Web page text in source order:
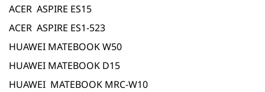
ACER ASPIRE ES15
ACER ASPIRE ES1-523
HUAWEI MATEBOOK W50
HUAWEI MATEBOOK D15
HUAWEI MATEBOOK MRC-W10